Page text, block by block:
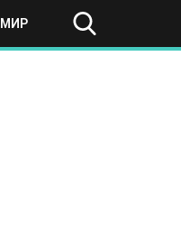
МИР